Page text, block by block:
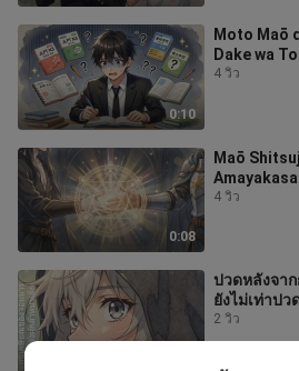
0:10
Moto Maō
Dake wa
4 วิว
0:08
Maō
4 วิว
ปวดหลังจา
ยังไม่เท่าป
2 วิว